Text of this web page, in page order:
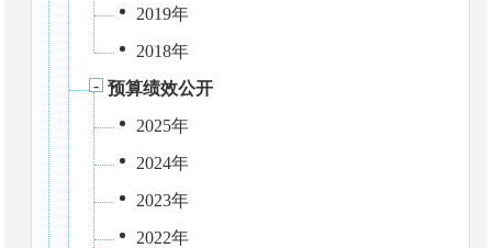
2019年
2018年
预算绩效公开
2025年
2024年
2023年
2022年